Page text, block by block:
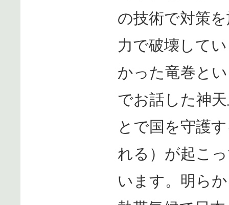
の技術で対策
力で破壊して
かった竜巻と
でお話した神
とで国を守護
れる）が起こ
います。明ら